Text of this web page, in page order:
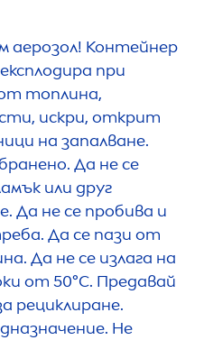
аерозол! Контейнер
при
топлина,
искри, открит
на запалване.
Да не се
или друг
Да не се пробива и
Да се пази от
Да не се излага на
от 50°C. Предавай
рециклиране.
Не